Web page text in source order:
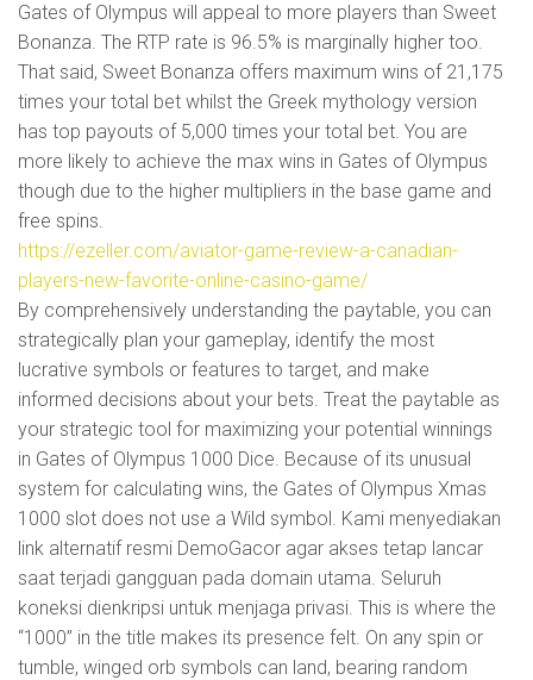
Gates of Olympus will appeal to more players than Sweet
Bonanza. The RTP rate is 96.5% is marginally higher too.
That said, Sweet Bonanza offers maximum wins of 21,175
times your total bet whilst the Greek mythology version
has top payouts of 5,000 times your total bet. You are
more likely to achieve the max wins in Gates of Olympus
though due to the higher multipliers in the base game and
free spins.
https://ezeller.com/aviator-game-review-a-canadian-
players-new-favorite-online-casino-game/
By comprehensively understanding the paytable, you can
strategically plan your gameplay, identify the most
lucrative symbols or features to target, and make
informed decisions about your bets. Treat the paytable as
your strategic tool for maximizing your potential winnings
in Gates of Olympus 1000 Dice. Because of its unusual
system for calculating wins, the Gates of Olympus Xmas
1000 slot does not use a Wild symbol. Kami menyediakan
link alternatif resmi DemoGacor agar akses tetap lancar
saat terjadi gangguan pada domain utama. Seluruh
koneksi dienkripsi untuk menjaga privasi. This is where the
“1000” in the title makes its presence felt. On any spin or
tumble, winged orb symbols can land, bearing random